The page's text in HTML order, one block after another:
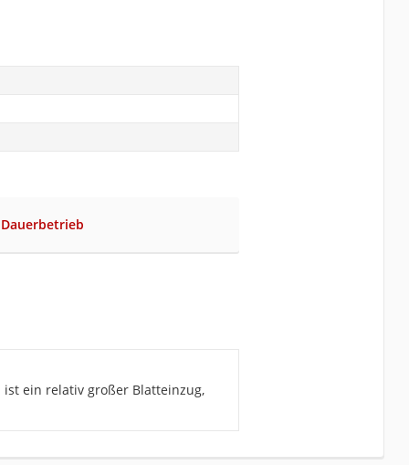
ist ein relativ großer Blatteinzug,